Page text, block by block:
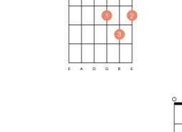
1
3
2
E A D G B E